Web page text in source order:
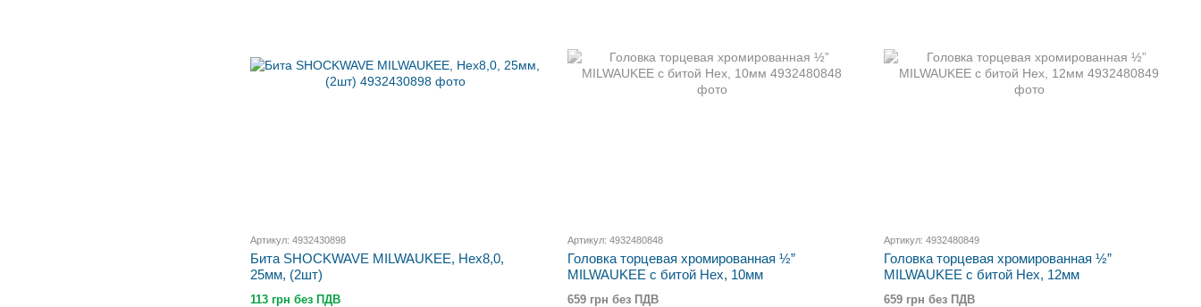
Артикул: 4932430898
Бита SHOCKWAVE MILWAUKEE, Hex8,0,
25мм, (2шт)
113 грн без ПДВ
Артикул: 4932480848
Головка торцевая хромированная ½”
MILWAUKEE с битой Hex, 10мм
659 грн без ПДВ
Артикул: 4932480849
Головка торцевая хромированная ½”
MILWAUKEE с битой Hex, 12мм
659 грн без ПДВ